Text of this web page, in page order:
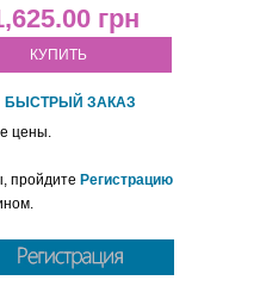
КУПИТЬ
БЫСТРЫЙ ЗАКАЗ
цены.
пройдите Регистрацию